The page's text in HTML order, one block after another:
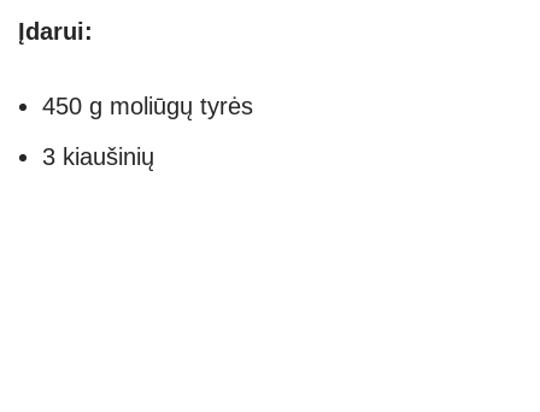
Įdarui:
450 g moliūgų tyrės
3 kiaušinių